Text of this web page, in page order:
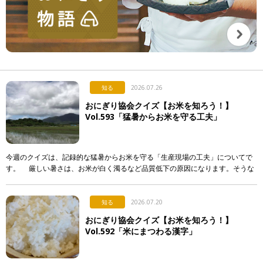
知る 2026.07.26
おにぎり協会クイズ【お米を知ろう！】
Vol.593「猛暑からお米を守る工夫」
今週のクイズは、記録的な猛暑からお米を守る「生産現場の工夫」についてで
す。 厳しい暑さは、お米が白く濁るなど品質低下の原因になります。そうな
知る 2026.07.20
おにぎり協会クイズ【お米を知ろう！】
Vol.592「米にまつわる漢字」